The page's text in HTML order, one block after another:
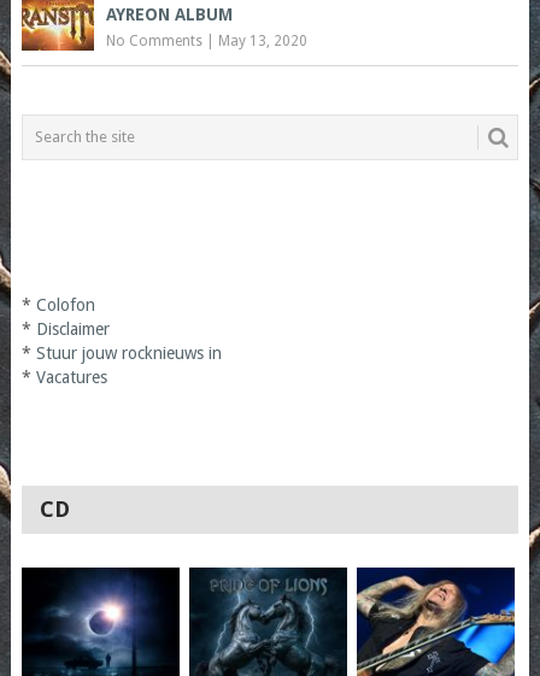
AYREON ALBUM
No Comments| May 13, 2020
* Colofon
* Disclaimer
* Stuur jouw rocknieuws in
* Vacatures
CD